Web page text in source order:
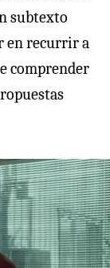
subtexto
en recurrir a
comprender